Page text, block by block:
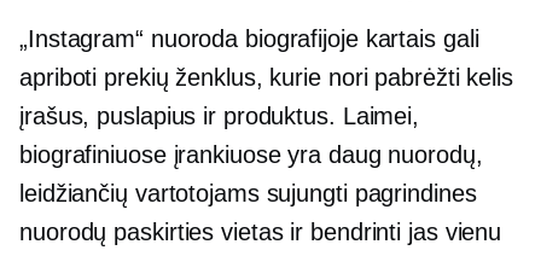
„Instagram“ nuoroda biografijoje kartais gali
apriboti prekių ženklus, kurie nori pabrėžti kelis
įrašus, puslapius ir produktus. Laimei,
biografiniuose įrankiuose yra daug nuorodų,
leidžiančių vartotojams sujungti pagrindines
nuorodų paskirties vietas ir bendrinti jas vienu